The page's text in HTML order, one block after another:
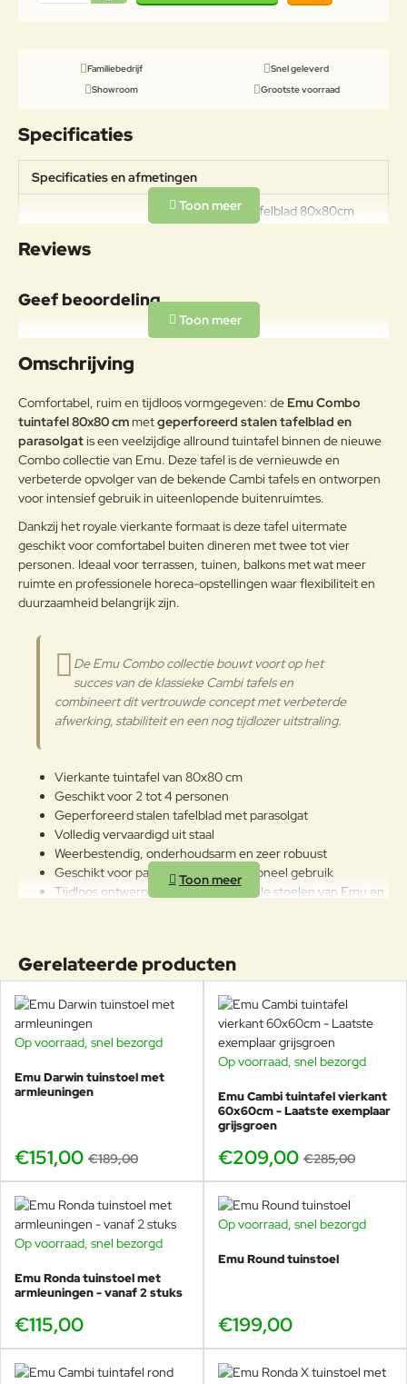
Familiebedrijf
Snel geleverd
Showroom
Grootste voorraad
Specificaties
Specificaties en afmetingen
Afmetingen tafelblad 80x80cm
Frame
Legering van ijzer en koolstof, met
een koolstofpercentage kleiner
weersomstandigheden te
weerstaan.
Onderhoudsadvies
Gepoedercoat staal
Om het product lang in goede
staat te behouden, adviseren wij
het tijdens de winter op een
afgesloten droge plaats te
bewaren zodat condensvorming
wordt vermeden. Indien de
oppervlakken met een zachte doek
te reinigen. Gebruik water of
detergentia en bescherm ze met
vaseline-olie of autowas. Mocht u
op regelmatige basis met vaseline
of autowas, ook is het belangrijk
regelmatig het fijnstof af te nemen
met een vochtige doek. Zo heeft u
vele jaren plezier van uw aankoop!
Reviews
Geef beoordeling
Uw naam:
g:
Note:HTML-code wordt niet vertaald!
Waardering:
Waarderin
g:
Slecht Goed
Verder
Omschrijving
Comfortabel, ruim en tijdloos vormgegeven: de Emu Combo
tuintafel 80x80 cmmetgeperforeerd stalen tafelblad en
parasolgatis een veelzijdige allround tuintafel binnen de nieuwe
Combo collectie van Emu. Deze tafel is de vernieuwde en
verbeterde opvolger van de bekende Cambi tafels en ontworpen
voor intensief gebruik in uiteenlopende buitenruimtes.
Dankzij het royale vierkante formaat is deze tafel uitermate
geschikt voor comfortabel buiten dineren met twee tot vier
personen. Ideaal voor terrassen, tuinen, balkons met wat meer
ruimte en professionele horeca-opstellingen waar flexibiliteit en
duurzaamheid belangrijk zijn.
De Emu Combo collectie bouwt voort op het
succes van de klassieke Cambi tafels en
combineert dit vertrouwde concept met verbeterde
afwerking, stabiliteit en een nog tijdlozer uitstraling.
Vierkante tuintafel van 80x80 cm
Geschikt voor 2 tot 4 personen
Geperforeerd stalen tafelblad met parasolgat
Volledig vervaardigd uit staal
Weerbestendig, onderhoudsarm en zeer robuust
Geschikt voor particulier en professioneel gebruik
Tijdloos ontwerp dat past bij vrijwel alle stoelen van Emu en
Bekijk de Emu Combo tafels vanaf het voorjaar
2026 in onze showroom of bestel direct online.
Geperforeerd tafelblad met parasolgat,
Het geperforeerde tafelblad is een belangrijk kenmerk van deze
Emu Combo tuintafel. De open structuur zorgt ervoor dat
regenwater eenvoudig wegloopt, waardoor het tafelblad na een
bui snel weer droog is. Dit is ideaal voor dagelijks buitengebruik.
Daarnaast is de tafel voorzien van een
Hierdoor is deze uitvoering bijzonder geschikt voor zonnige
terrassen en horeca-opstellingen waar schaduw gewenst is,
zonder dat u een parasolvoet naast de tafel nodig heeft.
Gerelateerde producten
-20%
Op voorraad, snel bezorgd
Emu Darwin tuinstoel met
armleuningen
€151,00 €189,00
-27%
Op voorraad, snel bezorgd
Emu Cambi tuintafel vierkant
60x60cm - Laatste exemplaar
grijsgroen
€209,00 €285,00
Op voorraad, snel bezorgd
Emu Ronda tuinstoel met
armleuningen - vanaf 2 stuks
€115,00
Op voorraad, snel bezorgd
Emu Round tuinstoel
€199,00